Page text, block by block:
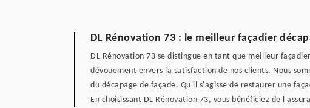
DL Rénovation 73 : le meilleur façadier
DL Rénovation 73 se distingue en tant que meilleur
dévouement envers la satisfaction de nos clients. Nous
du décapage de façade. Qu'il s'agisse de restaurer une
En choisissant DL Rénovation 73, vous bénéficiez de